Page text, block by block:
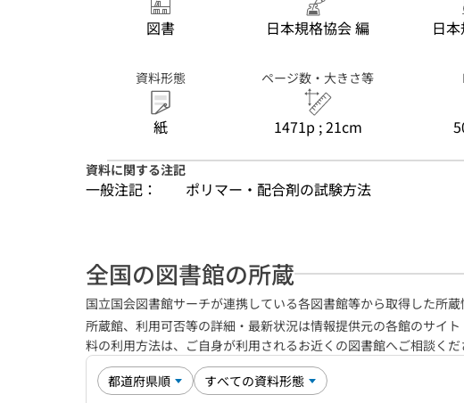
図書 日本規格協会 編 日
資料形態
紙
ページ数・大きさ等
1471p ; 21cm
資料に関する注記
一般注記： ポリマー・配合剤の試験方法
全国の図書館の所蔵
国立国会図書館サーチが連携している各図書館等から取得した所蔵
所蔵館、利用可否等の詳細・最新状況は情報提供元の各館のサイ
料の利用方法は、ご自身が利用されるお近くの図書館へご相談く